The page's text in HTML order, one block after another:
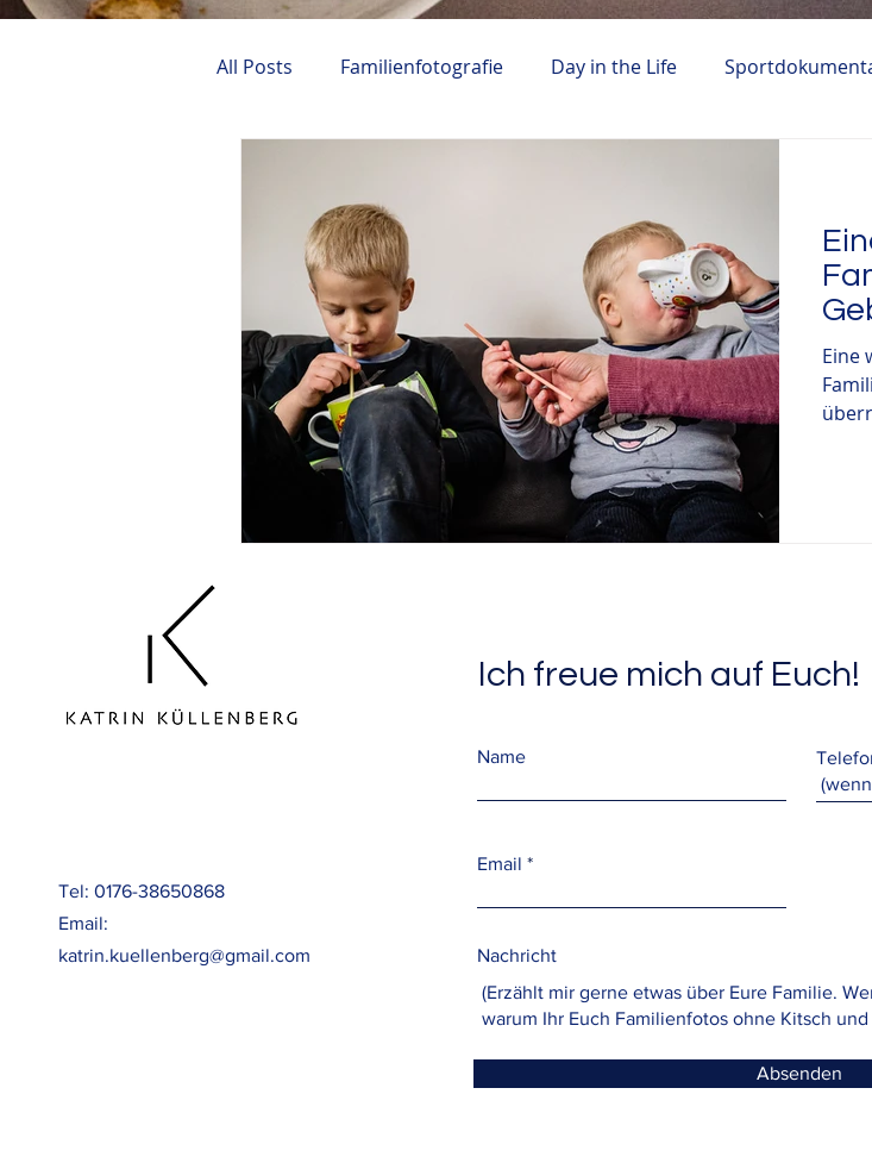
All Posts Familienfotografie Day in the Life
Businessfotografie Generationenfotografie Auszeichnung
Babyshower
Eine
Tel: 0176-38650868
Email:
katrin.kuellenberg@gmail.com
Ich freue mich auf Euch!
Name
Email
Nachricht
Absenden